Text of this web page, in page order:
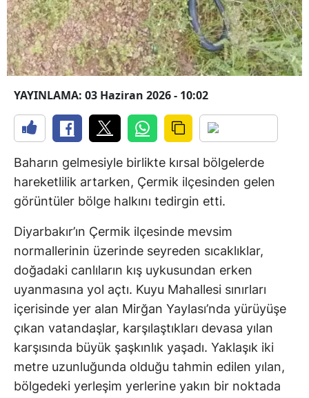
YAYINLAMA: 03 Haziran 2026 - 10:02
Baharın gelmesiyle birlikte kırsal bölgelerde
hareketlilik artarken, Çermik ilçesinden gelen
görüntüler bölge halkını tedirgin etti.
Diyarbakır’ın Çermik ilçesinde mevsim
normallerinin üzerinde seyreden sıcaklıklar,
doğadaki canlıların kış uykusundan erken
uyanmasına yol açtı. Kuyu Mahallesi sınırları
içerisinde yer alan Mirğan Yaylası’nda yürüyüşe
çıkan vatandaşlar, karşılaştıkları devasa yılan
karşısında büyük şaşkınlık yaşadı. Yaklaşık iki
metre uzunluğunda olduğu tahmin edilen yılan,
bölgedeki yerleşim yerlerine yakın bir noktada